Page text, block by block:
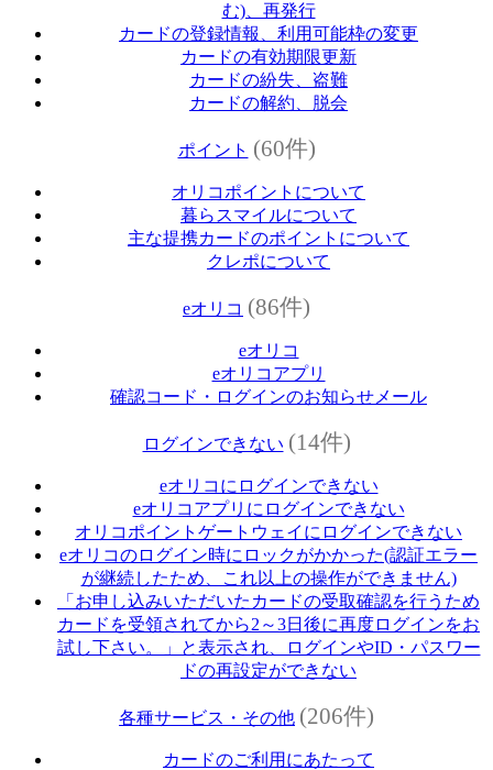
む)、再発行
カードの登録情報、利用可能枠の変更
カードの有効期限更新
カードの紛失、盗難
カードの解約、脱会
ポイント (60件)
オリコポイントについて
暮らスマイルについて
主な提携カードのポイントについて
クレポについて
eオリコ (86件)
eオリコ
eオリコアプリ
確認コード・ログインのお知らせメール
ログインできない (14件)
eオリコにログインできない
eオリコアプリにログインできない
オリコポイントゲートウェイにログインできない
eオリコのログイン時にロックがかかった(認証エラー
が継続したため、これ以上の操作ができません)
「お申し込みいただいたカードの受取確認を行うため
カードを受領されてから2～3日後に再度ログインをお
試し下さい。」と表示され、ログインやID・パスワー
ドの再設定ができない
各種サービス・その他 (206件)
カードのご利用にあたって